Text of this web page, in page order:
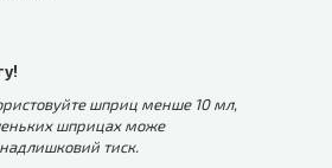
шприц менше 10 мл,
шприцах може
тиск.